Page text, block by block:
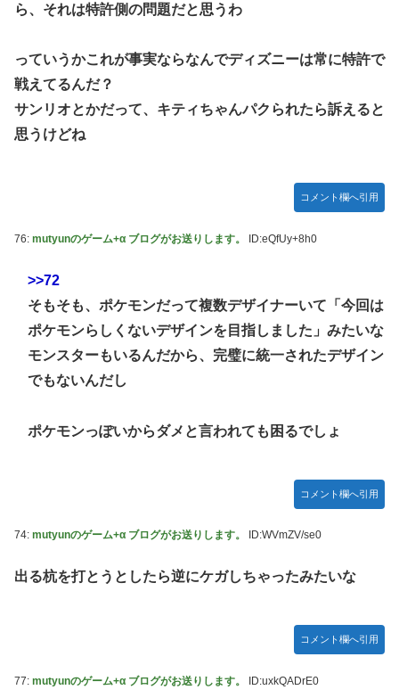
ら、それは特許側の問題だと思うわ
っていうかこれが事実ならなんでディズニーは常に特許で
戦えてるんだ？
サンリオとかだって、キティちゃんパクられたら訴えると
思うけどね
コメント欄へ引用
76: mutyunのゲーム+α ブログがお送りします。 ID:eQfUy+8h0
>>72
そもそも、ポケモンだって複数デザイナーいて「今回は
ポケモンらしくないデザインを目指しました」みたいな
モンスターもいるんだから、完璧に統一されたデザイン
でもないんだし
ポケモンっぽいからダメと言われても困るでしょ
コメント欄へ引用
74: mutyunのゲーム+α ブログがお送りします。 ID:WVmZV/se0
出る杭を打とうとしたら逆にケガしちゃったみたいな
コメント欄へ引用
77: mutyunのゲーム+α ブログがお送りします。 ID:uxkQADrE0